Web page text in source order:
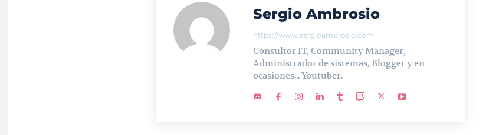
Sergio Ambrosio
https://www.sergioambrosio.com
Consultor IT, Community Manager,
Administrador de sistemas, Blogger y en
ocasiones... Youtuber.